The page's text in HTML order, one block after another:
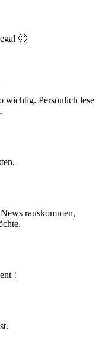
🙂
wichtig. Persönlich lese
rauskommen,
!